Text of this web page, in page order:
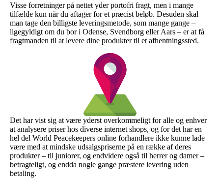
Visse forretninger på nettet yder portofri fragt, men i mange
tilfælde kun når du aftager for et præcist beløb. Desuden skal
man tage den billigste leveringsmetode, som mange gange –
ligegyldigt om du bor i Odense, Svendborg eller Aars – er at få
fragtmanden til at levere dine produkter til et afhentningssted.
Det har vist sig at være yderst overkommeligt for alle og enhver
at analysere priser hos diverse internet shops, og for det har en
hel del World Peacekeepers online forhandlere ikke kunne lade
være med at mindske udsalgspriserne på en række af deres
produkter – til juniorer, og endvidere også til herrer og damer –
betragteligt, og endda nogle gange præstere levering uden
betaling.